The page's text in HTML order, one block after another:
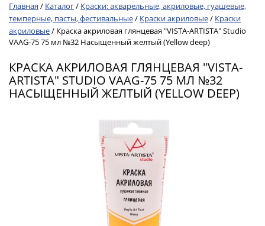
Главная / Каталог/ Краски: акварельные, акриловые, гуашевые,
темперные, пасты, фестивальные/ Краски акриловые/ Краски
акриловые/ Краска акриловая глянцевая "VISTA-ARTISTA" Studio
VAAG-75 75 мл №32 Насыщенный желтый (Yellow deep)
КРАСКА АКРИЛОВАЯ ГЛЯНЦЕВАЯ "VISTA-
ARTISTA" STUDIO VAAG-75 75 МЛ №32
НАСЫЩЕННЫЙ ЖЕЛТЫЙ (YELLOW DEEP)